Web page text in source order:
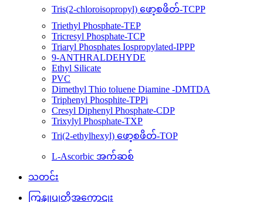
Tris(2-chloroisopropyl) ဖော့စဖိတ်-TCPP
Triethyl Phosphate-TEP
Tricresyl Phosphate-TCP
Triaryl Phosphates Iospropylated-IPPP
9-ANTHRALDEHYDE
Ethyl Silicate
PVC
Dimethyl Thio toluene Diamine -DMTDA
Triphenyl Phosphite-TPPi
Cresyl Diphenyl Phosphate-CDP
Trixylyl Phosphate-TXP
Tri(2-ethylhexyl) ဖော့စဖိတ်-TOP
L-Ascorbic အက်ဆစ်
သတင်း
ကြှနျုပျတို့အကွောငျး